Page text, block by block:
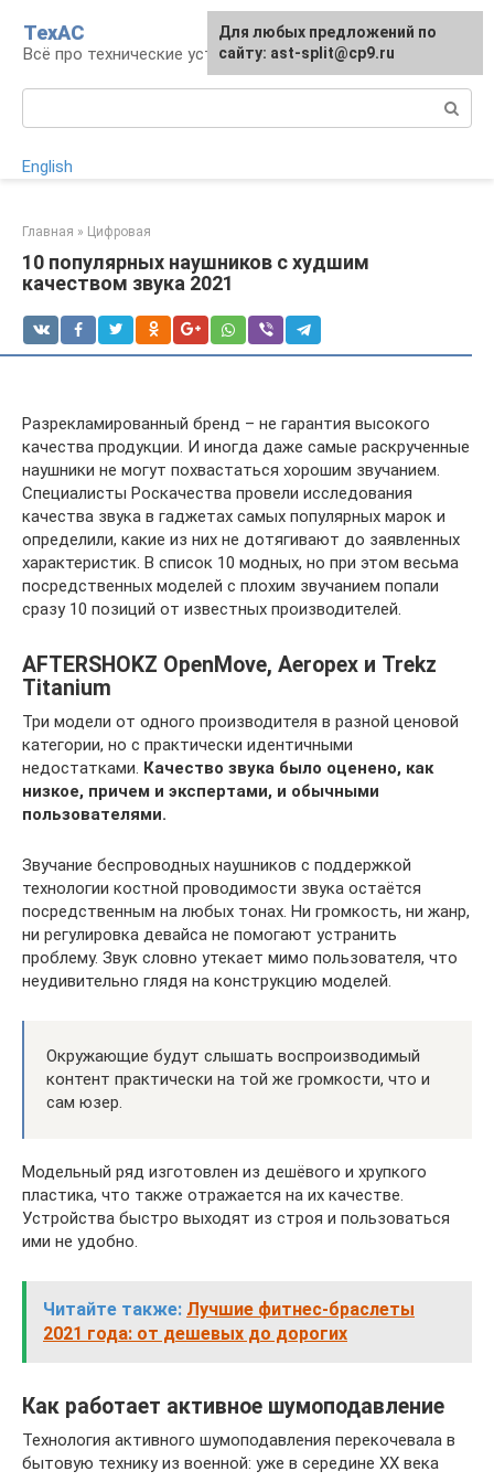
контенту
ТехАС
Всё про технические устройства
English
Главная » Цифровая
10 популярных наушников с худшим
качеством звука 2021
Разрекламированный бренд – не гарантия высокого
качества продукции. И иногда даже самые раскрученные
наушники не могут похвастаться хорошим звучанием.
Специалисты Роскачества провели исследования
качества звука в гаджетах самых популярных марок и
определили, какие из них не дотягивают до заявленных
характеристик. В список 10 модных, но при этом весьма
посредственных моделей с плохим звучанием попали
сразу 10 позиций от известных производителей.
AFTERSHOKZ OpenMove, Aeropex и Trekz
Titanium
Три модели от одного производителя в разной ценовой
категории, но с практически идентичными
недостатками. Качество звука было оценено, как
низкое, причем и экспертами, и обычными
пользователями.
Звучание беспроводных наушников с поддержкой
технологии костной проводимости звука остаётся
посредственным на любых тонах. Ни громкость, ни жанр,
ни регулировка девайса не помогают устранить
проблему. Звук словно утекает мимо пользователя, что
неудивительно глядя на конструкцию моделей.
Окружающие будут слышать воспроизводимый
контент практически на той же громкости, что и
сам юзер.
Модельный ряд изготовлен из дешёвого и хрупкого
пластика, что также отражается на их качестве.
Устройства быстро выходят из строя и пользоваться
ими не удобно.
Читайте также: Лучшие фитнес-браслеты
2021 года: от дешевых до дорогих
Как работает активное шумоподавление
Технология активного шумоподавления перекочевала в
бытовую технику из военной: уже в середине XX века
Для любых предложений по
сайту: ast-split@cp9.ru